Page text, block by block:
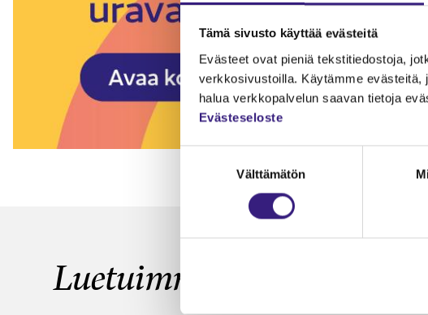
Tämä sivusto käyttää evästeitä
Evästeet ovat pieniä tekstitiedostoja,
verkkosivustoilla. Käytämme
halua verkkopalvelun saavan tietoja
Evästeseloste
Välttämätön
Luetuimmat